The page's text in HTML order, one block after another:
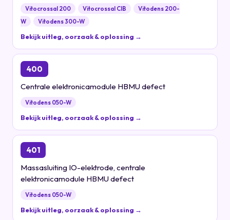
Vitocrossal 200 Vitocrossal CIB
Vitodens 200-
W
Vitodens 300-W
Bekijk uitleg, oorzaak & oplossing →
400
Centrale elektronicamodule HBMU defect
Vitodens 050-W
Bekijk uitleg, oorzaak & oplossing →
401
Massasluiting IO-elektrode, centrale
elektronicamodule HBMU defect
Vitodens 050-W
Bekijk uitleg, oorzaak & oplossing →